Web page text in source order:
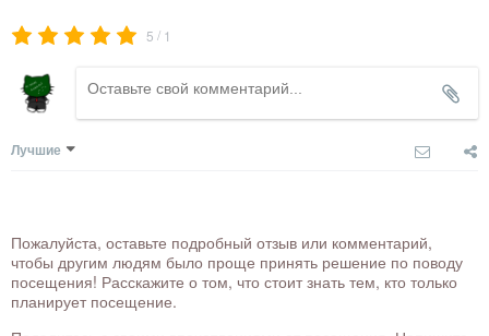
5 / 1
Лучшие
Пожалуйста, оставьте подробный отзыв или комментарий,
чтобы другим людям было проще принять решение по поводу
посещения! Расскажите о том, что стоит знать тем, кто только
планирует посещение.